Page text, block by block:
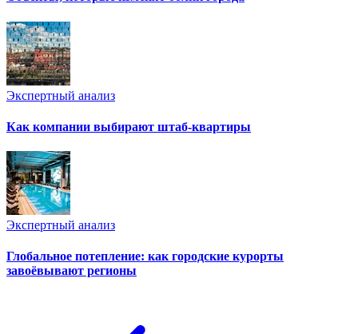
Экспертный анализ
Как компании выбирают штаб-квартиры
Экспертный анализ
Глобальное потепление: как городские курорты
завоёвывают регионы